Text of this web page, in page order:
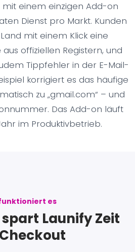
mit einem einzigen Add-on
Dienst pro Markt. Kunden
mit einem Klick eine
offiziellen Registern, und
Tippfehler in der E-Mail-
korrigiert es das häufige
zu „gmail.com“ – und
Das Add-on läuft
im Produktivbetrieb.
es
Launify Zeit